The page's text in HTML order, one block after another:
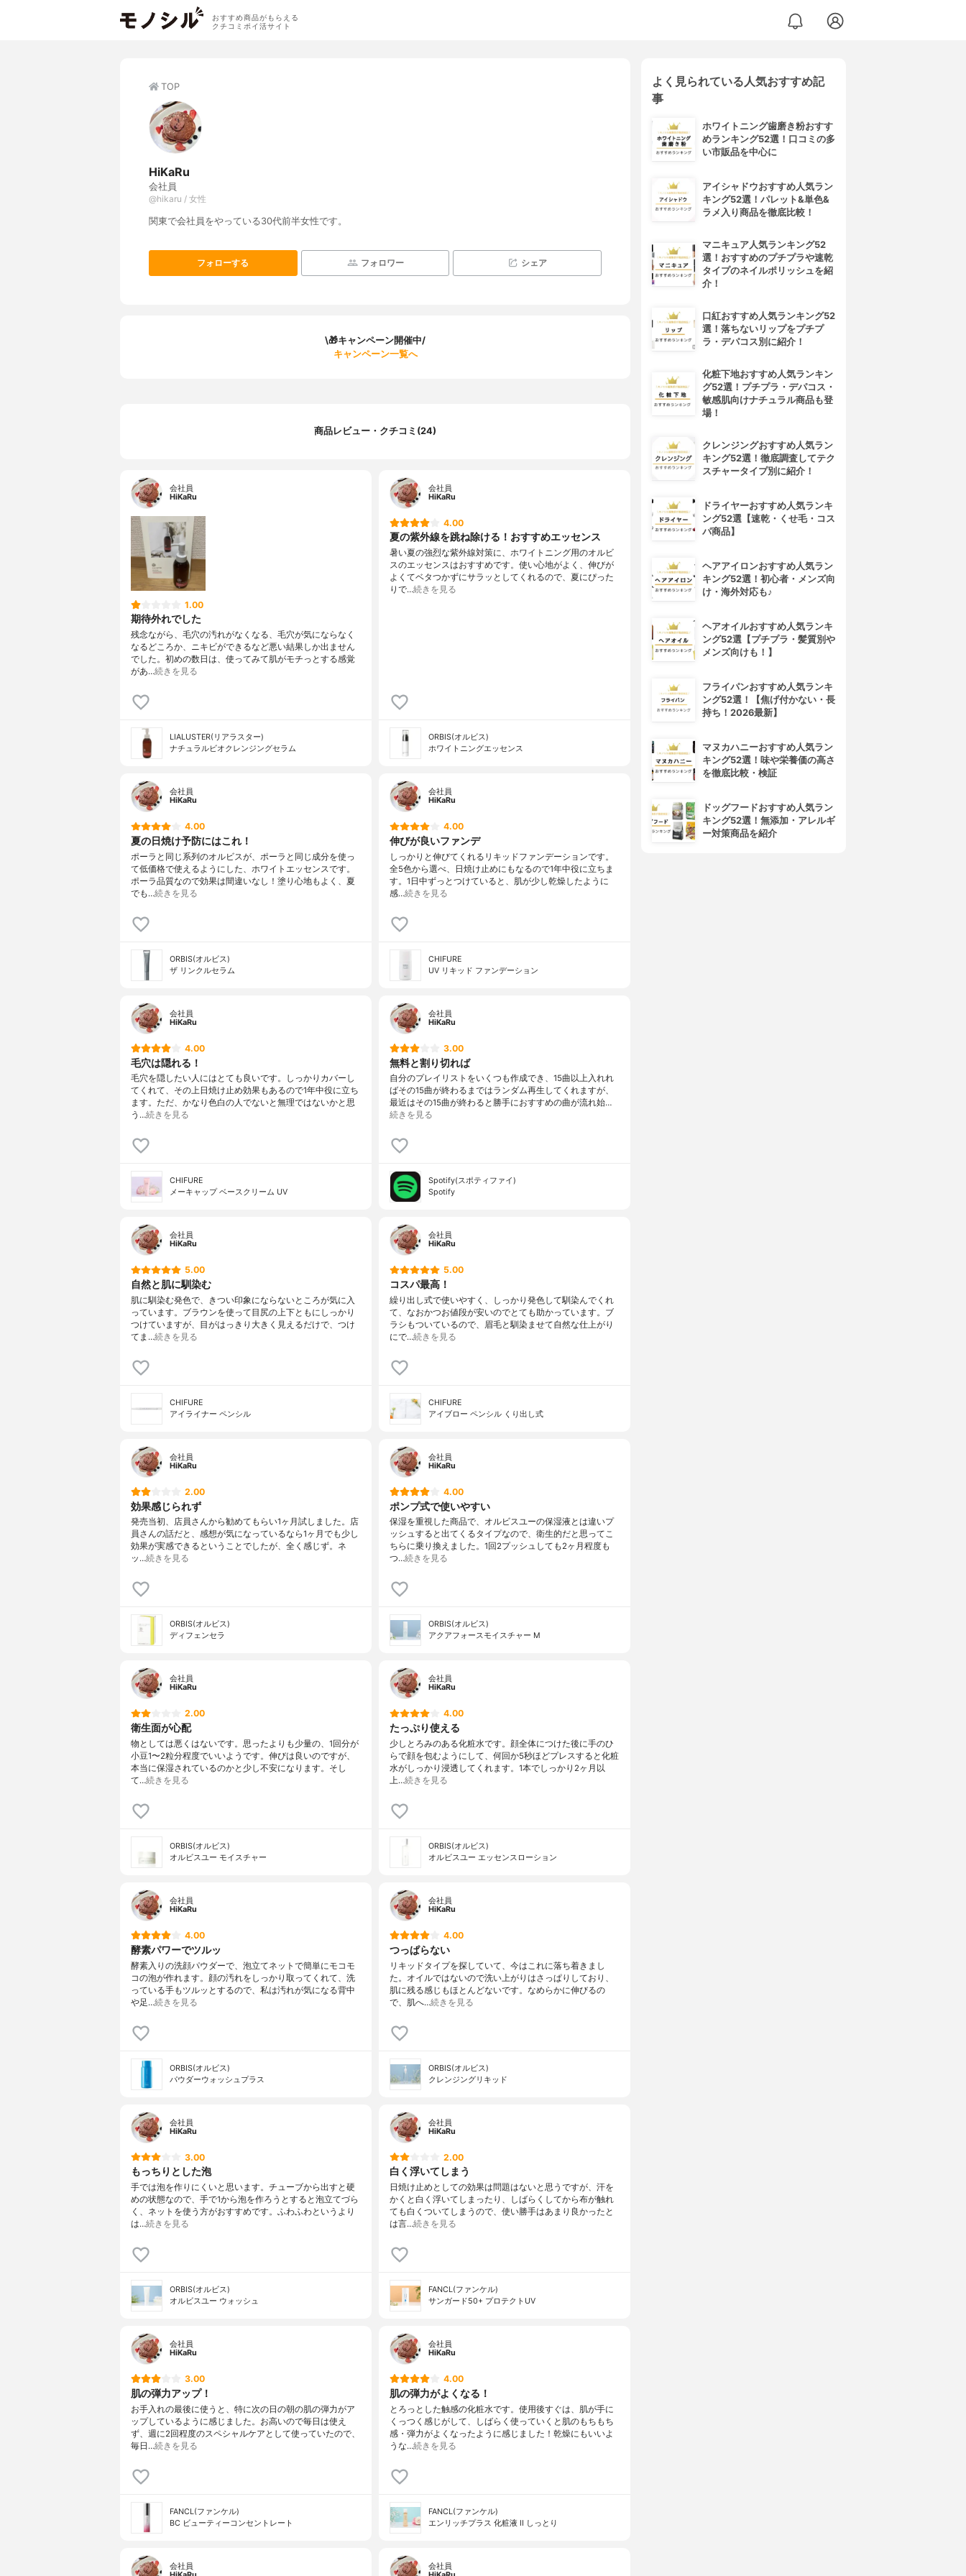
おすすめ商品がもらえる
クチコミポイ活サイト
TOP
HiKaRu
会社員
@hikaru / 女性
関東で会社員をやっている30代前半女性です。
フォローする フォロワー シェア
\🎁キャンペーン開催中/
キャンペーン一覧へ
商品レビュー・クチコミ(24)
会社員
HiKaRu
1.00
期待外れでした
残念ながら、毛穴の汚れがなくなる、毛穴が気にならなく
なるどころか、ニキビができるなど悪い結果しか出ません
でした。初めの数日は、使ってみて肌がモチっとする感覚
があ…続きを見る
LIALUSTER(リアラスター)
ナチュラルビオクレンジングセラム
会社員
HiKaRu
4.00
夏の紫外線を跳ね除ける！おすすめエッセンス
暑い夏の強烈な紫外線対策に、ホワイトニング用のオルビ
スのエッセンスはおすすめです。使い心地がよく、伸びが
よくてベタつかずにサラッとしてくれるので、夏にぴった
りで…続きを見る
ORBIS(オルビス)
ホワイトニングエッセンス
会社員
HiKaRu
4.00
夏の日焼け予防にはこれ！
ポーラと同じ系列のオルビスが、ポーラと同じ成分を使っ
て低価格で使えるようにした、ホワイトエッセンスです。
ポーラ品質なので効果は間違いなし！塗り心地もよく、夏
でも…続きを見る
ORBIS(オルビス)
ザ リンクルセラム
会社員
HiKaRu
4.00
伸びが良いファンデ
しっかりと伸びてくれるリキッドファンデーションです。
全5色から選べ、日焼け止めにもなるので1年中役に立ちま
す。1日中ずっとつけていると、肌が少し乾燥したように
感…続きを見る
CHIFURE
UV リキッド ファンデーション
会社員
HiKaRu
4.00
毛穴は隠れる！
毛穴を隠したい人にはとても良いです。しっかりカバーし
てくれて、その上日焼け止め効果もあるので1年中役に立ち
ます。ただ、かなり色白の人でないと無理ではないかと思
う…続きを見る
CHIFURE
メーキャップ ベースクリーム UV
会社員
HiKaRu
3.00
無料と割り切れば
自分のプレイリストをいくつも作成でき、15曲以上入れれ
ばその15曲が終わるまではランダム再生してくれますが、
最近はその15曲が終わると勝手におすすめの曲が流れ始…
続きを見る
Spotify(スポティファイ)
Spotify
会社員
HiKaRu
5.00
自然と肌に馴染む
肌に馴染む発色で、きつい印象にならないところが気に入
っています。ブラウンを使って目尻の上下ともにしっかり
つけていますが、目がはっきり大きく見えるだけで、つけ
てま…続きを見る
CHIFURE
アイライナー ペンシル
会社員
HiKaRu
5.00
コスパ最高！
繰り出し式で使いやすく、しっかり発色して馴染んでくれ
て、なおかつお値段が安いのでとても助かっています。ブ
ラシもついているので、眉毛と馴染ませて自然な仕上がり
にで…続きを見る
CHIFURE
アイブロー ペンシル くり出し式
会社員
HiKaRu
2.00
効果感じられず
発売当初、店員さんから勧めてもらい1ヶ月試しました。店
員さんの話だと、感想が気になっているなら1ヶ月でも少し
効果が実感できるということでしたが、全く感じず。ネ
ッ…続きを見る
ORBIS(オルビス)
ディフェンセラ
会社員
HiKaRu
4.00
ポンプ式で使いやすい
保湿を重視した商品で、オルビスユーの保湿液とは違いプ
ッシュすると出てくるタイプなので、衛生的だと思ってこ
ちらに乗り換えました。1回2プッシュしても2ヶ月程度も
つ…続きを見る
ORBIS(オルビス)
アクアフォースモイスチャー M
会社員
HiKaRu
2.00
衛生面が心配
物としては悪くはないです。思ったよりも少量の、1回分が
小豆1〜2粒分程度でいいようです。伸びは良いのですが、
本当に保湿されているのかと少し不安になります。そし
て…続きを見る
ORBIS(オルビス)
オルビスユー モイスチャー
会社員
HiKaRu
4.00
たっぷり使える
少しとろみのある化粧水です。顔全体につけた後に手のひ
らで顔を包むようにして、何回か5秒ほどプレスすると化粧
水がしっかり浸透してくれます。1本でしっかり2ヶ月以
上…続きを見る
ORBIS(オルビス)
オルビスユー エッセンスローション
会社員
HiKaRu
4.00
酵素パワーでツルッ
酵素入りの洗顔パウダーで、泡立てネットで簡単にモコモ
コの泡が作れます。顔の汚れをしっかり取ってくれて、洗
っている手もツルッとするので、私は汚れが気になる背中
や足…続きを見る
ORBIS(オルビス)
パウダーウォッシュプラス
会社員
HiKaRu
4.00
つっぱらない
リキッドタイプを探していて、今はこれに落ち着きまし
た。オイルではないので洗い上がりはさっぱりしており、
肌に残る感じもほとんどないです。なめらかに伸びるの
で、肌へ…続きを見る
ORBIS(オルビス)
クレンジングリキッド
会社員
HiKaRu
3.00
もっちりとした泡
手では泡を作りにくいと思います。チューブから出すと硬
めの状態なので、手で1から泡を作ろうとすると泡立てづら
く、ネットを使う方がおすすめです。ふわふわというより
は…続きを見る
ORBIS(オルビス)
オルビスユー ウォッシュ
会社員
HiKaRu
2.00
白く浮いてしまう
日焼け止めとしての効果は問題はないと思うですが、汗を
かくと白く浮いてしまったり、しばらくしてから布が触れ
ても白くついてしまうので、使い勝手はあまり良かったと
は言…続きを見る
FANCL(ファンケル)
サンガード50+ プロテクトUV
会社員
HiKaRu
3.00
肌の弾力アップ！
お手入れの最後に使うと、特に次の日の朝の肌の弾力がア
ップしているように感じました。お高いので毎日は使え
ず、週に2回程度のスペシャルケアとして使っていたので、
毎日…続きを見る
FANCL(ファンケル)
BC ビューティーコンセントレート
会社員
HiKaRu
4.00
肌の弾力がよくなる！
とろっとした触感の化粧水です。使用後すぐは、肌が手に
くっつく感じがして、しばらく使っていくと肌のもちもち
感・弾力がよくなったように感じました！乾燥にもいいよ
うな…続きを見る
FANCL(ファンケル)
エンリッチプラス 化粧液 II しっとり
会社員
会社員
よく見られている人気おすすめ記
事
ホワイトニング歯磨き粉おすす
めランキング52選！口コミの多
い市販品を中心に
アイシャドウおすすめ人気ラン
キング52選！パレット&単色&
ラメ入り商品を徹底比較！
マニキュア人気ランキング52
選！おすすめのプチプラや速乾
タイプのネイルポリッシュを紹
介！
口紅おすすめ人気ランキング52
選！落ちないリップをプチプ
ラ・デパコス別に紹介！
化粧下地おすすめ人気ランキン
グ52選！プチプラ・デパコス・
敏感肌向けナチュラル商品も登
場！
クレンジングおすすめ人気ラン
キング52選！徹底調査してテク
スチャータイプ別に紹介！
ドライヤーおすすめ人気ランキ
ング52選【速乾・くせ毛・コス
パ商品】
ヘアアイロンおすすめ人気ラン
キング52選！初心者・メンズ向
け・海外対応も♪
ヘアオイルおすすめ人気ランキ
ング52選【プチプラ・髪質別や
メンズ向けも！】
フライパンおすすめ人気ランキ
ング52選！【焦げ付かない・長
持ち！2026最新】
マヌカハニーおすすめ人気ラン
キング52選！味や栄養価の高さ
を徹底比較・検証
ドッグフードおすすめ人気ラン
キング52選！無添加・アレルギ
ー対策商品を紹介